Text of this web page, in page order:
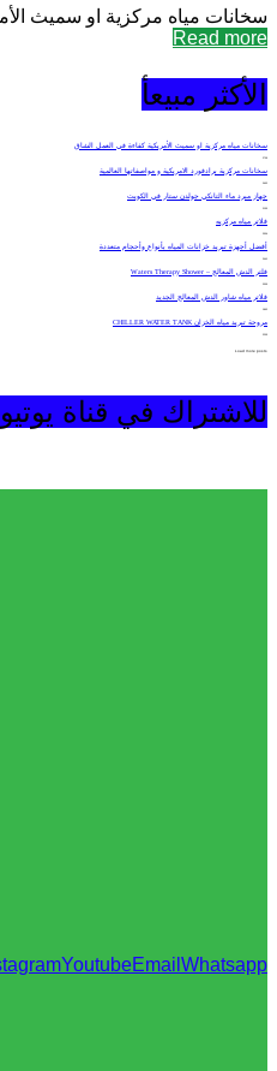
سخانات مياه مركزية او سميث
Read more
الأكثر مبيعأ
سخانات مياه مركزية او سميث الأمريكية كفاءة في العمل الشاق
سخانات مركزية برادفورد الامريكية و مواصفاتها العالمية
جهاز مبرد ماء التانكي جولدن ستار في الكويت
فلاتر مياه مركزيه
أفضل أجهزة تبريد خزانات المياه بأنواع وأحجام متعددة
فلتر الدش المعالج – Waters Therapy Shower
فلاتر مياه شاور الدش المعالج الجديد
مروحة تبريد مياه الخزان CHILLER WATER TANK
Load more posts
للاشتراك في قناة
YoutubeEmail Whatsapp